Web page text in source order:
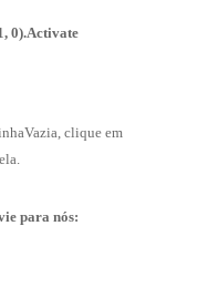
0).Activate
clique em
para nós: